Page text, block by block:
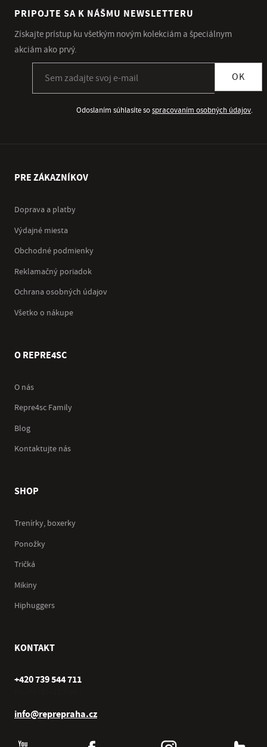
PRIPOJTE SA K NÁŠMU NEWSLETTERU
Získajte prístup ku všetkým novým kolekciám a špeciálnym
akciám ako prvý.
OK
Odoslaním súhlasíte sospracovaním osobných údajov.
PRE ZÁKAZNÍKOV
Doprava a platby
Výdajné miesta
Obchodné podmienky
Reklamačný poriadok
Ochrana osobných údajov
Všetko o nákupe
O REPRE4SC
O nás
Repre4sc Family
Blog
Kontaktujte nás
SHOP
Trenírky, boxerky
Ponožky
Tričká
Mikiny
Hiphuggers
KONTAKT
+420 739 544 711
info@reprepraha.cz